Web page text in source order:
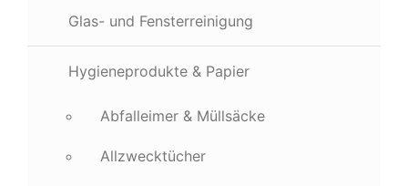
Glas- und Fensterreinigung
Hygieneprodukte & Papier
Abfalleimer & Müllsäcke
Allzwecktücher